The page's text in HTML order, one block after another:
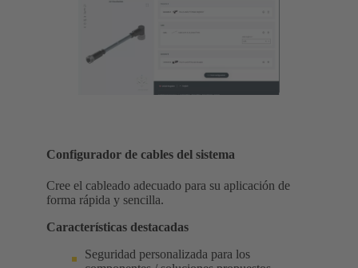
Configurador de cables del sistema
Cree el cableado adecuado para su aplicación de
forma rápida y sencilla.
Características destacadas
Seguridad personalizada para los